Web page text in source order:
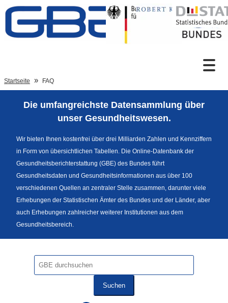
Zum Inhalt
Sprachumschaltung
Fußzeile
Startseite FAQ
Die umfangreichste Datensammlung über
unser Gesundheitswesen.
Wir bieten Ihnen kostenfrei über drei Milliarden Zahlen und Kennziffern
in Form von übersichtlichen Tabellen. Die Online-Datenbank der
Gesundheitsberichterstattung (GBE) des Bundes führt
Gesundheitsdaten und Gesundheitsinformationen aus über 100
verschiedenen Quellen an zentraler Stelle zusammen, darunter viele
Erhebungen der Statistischen Ämter des Bundes und der Länder, aber
auch Erhebungen zahlreicher weiterer Institutionen aus dem
Gesundheitsbereich.
Suchen